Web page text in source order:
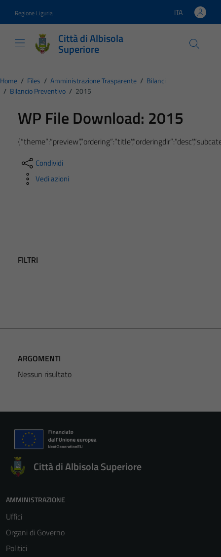
Regione Liguria Lingua attiva:
ITA
Città di Albisola
Superiore
Home / Files / Amministrazione Trasparente / Bilanci
/ Bilancio Preventivo / 2015
WP File Download: 2015
Condividi
Vedi azioni
FILTRI
ARGOMENTI
Nessun risultato
Città di Albisola Superiore
AMMINISTRAZIONE
Uffici
Organi di Governo
Politici